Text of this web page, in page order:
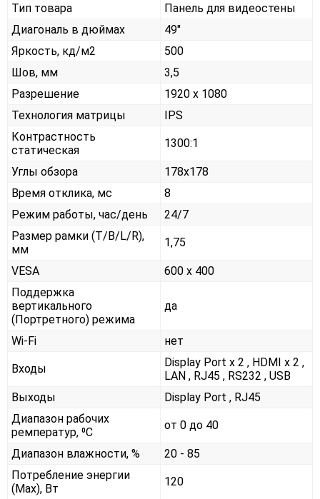
Тип товара
Панель для видеостены
Диагональ в дюймах
49"
Яркость, кд/м2
500
Шов, мм
3,5
Разрешение
1920 x 1080
Технология матрицы
IPS
Контрастность
статическая
1300:1
Углы обзора
178x178
Время отклика, мс
8
Режим работы, час/день
24/7
Размер рамки (T/B/L/R),
мм
1,75
VESA
600 x 400
Поддержка
вертикального
(Портретного) режима
да
Wi-Fi нет
Входы
Display Port x 2 , HDMI x 2 ,
LAN , RJ45 , RS232 , USB
Выходы
Display Port , RJ45
Диапазон рабочих
ремператур, ⁰С
от 0 до 40
Диапазон влажности, %
20 - 85
Потребление энергии
(Max), Вт
120